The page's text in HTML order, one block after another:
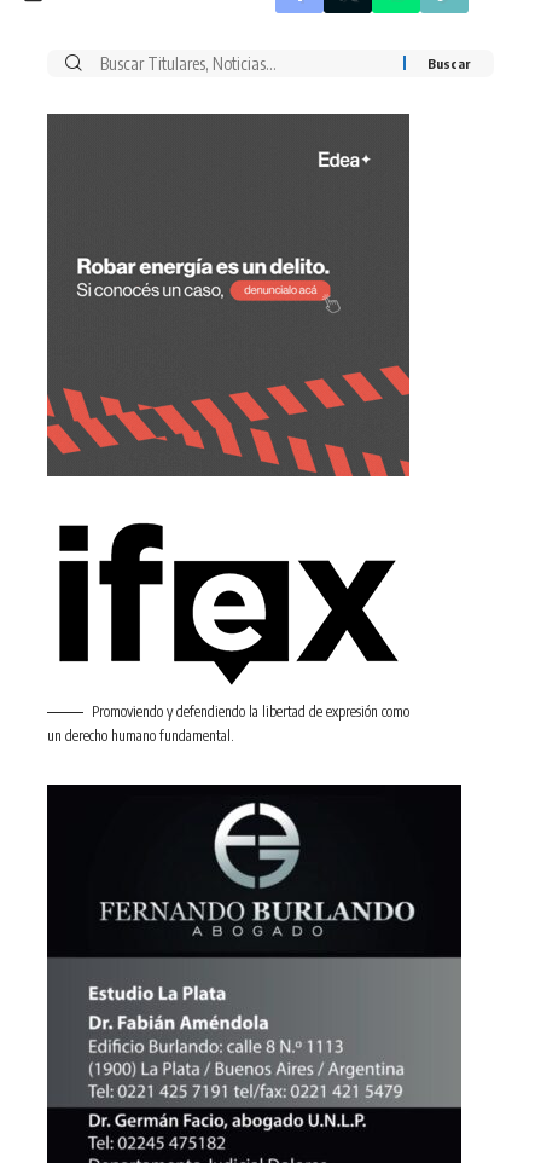
Buscar
Promoviendo y defendiendo la libertad de expresión como
un derecho humano fundamental.